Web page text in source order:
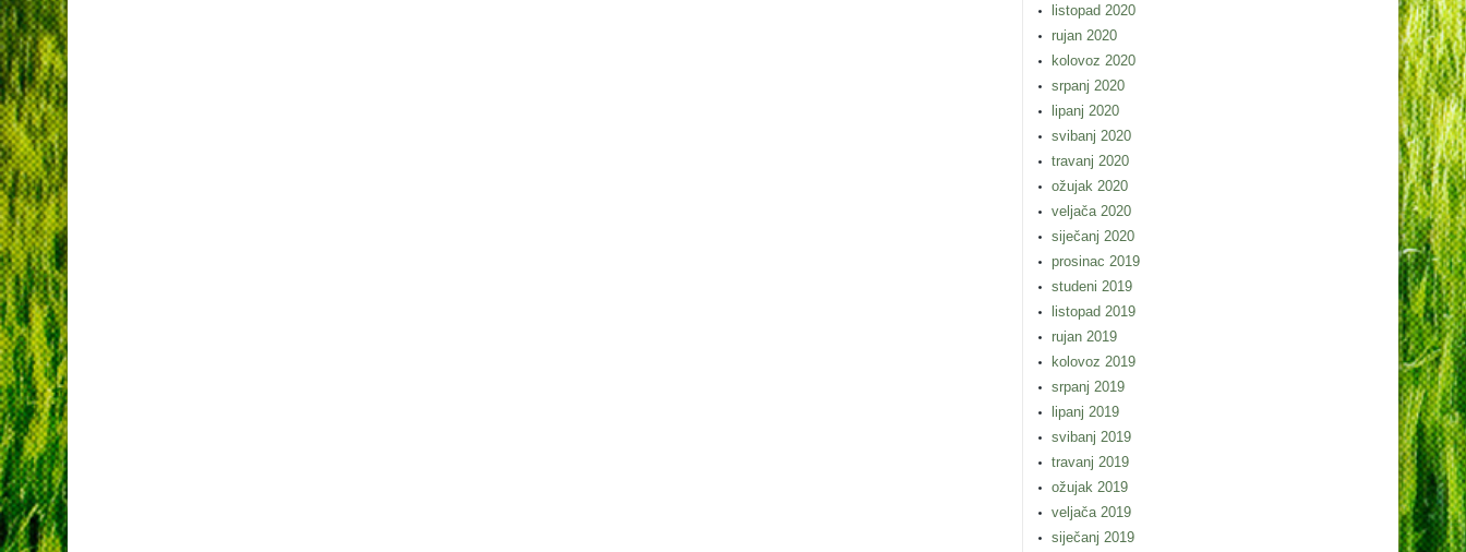
listopad 2020
rujan 2020
kolovoz 2020
srpanj 2020
lipanj 2020
svibanj 2020
travanj 2020
ožujak 2020
veljača 2020
siječanj 2020
prosinac 2019
studeni 2019
listopad 2019
rujan 2019
kolovoz 2019
srpanj 2019
lipanj 2019
svibanj 2019
travanj 2019
ožujak 2019
veljača 2019
siječanj 2019